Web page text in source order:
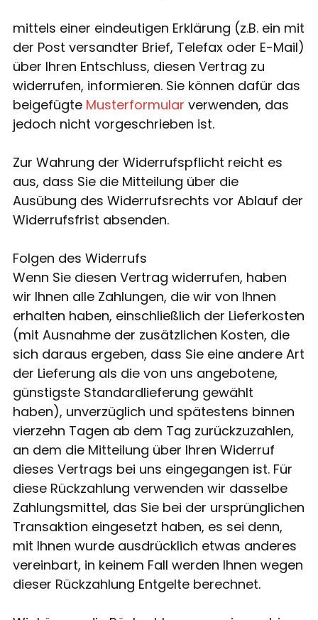
mittels einer eindeutigen Erklärung (z.B. ein mit
der Post versandter Brief, Telefax oder E-Mail)
über Ihren Entschluss, diesen Vertrag zu
widerrufen, informieren. Sie können dafür das
beigefügte Musterformular verwenden, das
jedoch nicht vorgeschrieben ist.
Zur Wahrung der Widerrufspflicht reicht es
aus, dass Sie die Mitteilung über die
Ausübung des Widerrufsrechts vor Ablauf der
Widerrufsfrist absenden.
Folgen des Widerrufs
Wenn Sie diesen Vertrag widerrufen, haben
wir Ihnen alle Zahlungen, die wir von Ihnen
erhalten haben, einschließlich der Lieferkosten
(mit Ausnahme der zusätzlichen Kosten, die
sich daraus ergeben, dass Sie eine andere Art
der Lieferung als die von uns angebotene,
günstigste Standardlieferung gewählt
haben), unverzüglich und spätestens binnen
vierzehn Tagen ab dem Tag zurückzuzahlen,
an dem die Mitteilung über Ihren Widerruf
dieses Vertrags bei uns eingegangen ist. Für
diese Rückzahlung verwenden wir dasselbe
Zahlungsmittel, das Sie bei der ursprünglichen
Transaktion eingesetzt haben, es sei denn,
mit Ihnen wurde ausdrücklich etwas anderes
vereinbart, in keinem Fall werden Ihnen wegen
dieser Rückzahlung Entgelte berechnet.